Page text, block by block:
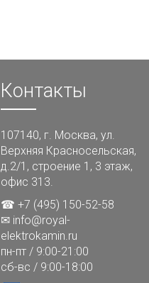
Контакты
107140, г. Москва, ул.
Верхняя Красносельская,
д.2/1, строение 1, 3 этаж,
офис 313.
☎ +7 (495) 150-52-58
✉ info@royal-
elektrokamin.ru
пн-пт / 9:00-21:00
сб-вс / 9:00-18:00